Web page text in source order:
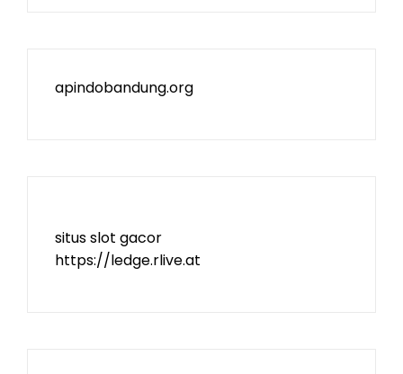
apindobandung.org
situs slot gacor
https://ledge.rlive.at